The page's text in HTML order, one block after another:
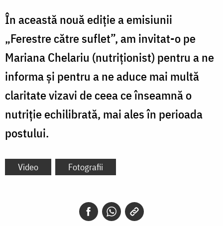
În această nouă ediție a emisiunii
„Ferestre către suflet”, am invitat-o pe
Mariana Chelariu (nutriționist) pentru a ne
informa și pentru a ne aduce mai multă
claritate vizavi de ceea ce înseamnă o
nutriție echilibrată, mai ales în perioada
postului.
Video Fotografii